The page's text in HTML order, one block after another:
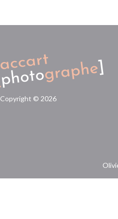
Copyright © 2026